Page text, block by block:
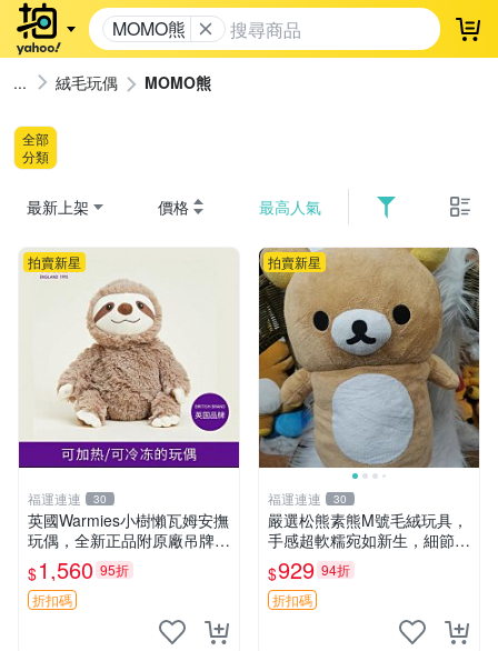
MOMO熊 登
絨毛玩偶 MOMO熊
全部
分類
最新上架 價格 最高人氣
拍賣新星
福運連連 30
英國Warmies小樹懶瓦姆安撫
玩偶，全新正品附原廠吊牌與
防塵袋，內藏薰衣草可加熱，
適合各個年齡層，冷暖兩用享
受抱抱樂趣，不容錯過嚴選好
$1,560 95折
折扣碼
拍賣新星
福運連連 30
嚴選松熊素熊M號毛絨玩具，
手感超軟糯宛如新生，細節精
緻完美無瑕，推薦送禮或珍
藏，中古狀態保養得宜。 松
熊 素熊 毛絨doll
$929 94折
折扣碼